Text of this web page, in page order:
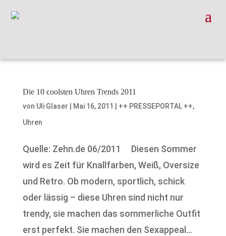
Die 10 coolsten Uhren Trends 2011
von Uli Glaser Mai 16, 2011 ++ PRESSEPORTAL ++,
Uhren
Quelle: Zehn.de 06/2011 Diesen Sommer
wird es Zeit für Knallfarben, Weiß, Oversize
und Retro. Ob modern, sportlich, schick
oder lässig – diese Uhren sind nicht nur
trendy, sie machen das sommerliche Outfit
erst perfekt. Sie machen den Sexappeal...